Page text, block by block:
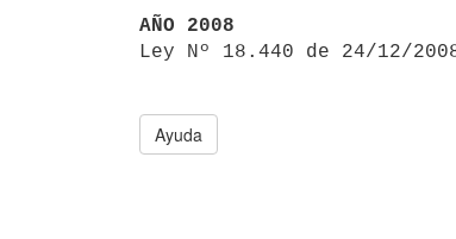
AÑO 2008
Ley Nº 18.440 de 24/12/
Ayuda